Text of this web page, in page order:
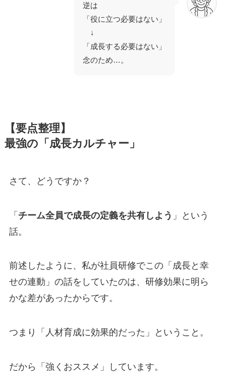
逆は
「役に立つ必要はない」
↓
「成長する必要はない」
念のため…。
【要点整理】
最強の「成長カルチャー」
さて、どうですか？
「 チーム全員で成長の定義を共有しよう 」という
話。
前述したように、私が社員研修でこの「成長と幸
せの連動」の話をしていたのは、研修効果に明ら
かな差があったからです。
つまり「人材育成に効果的だった」ということ。
だから「強くおススメ」しています。